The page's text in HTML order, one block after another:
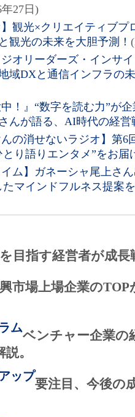
27日)
】観光×クリエイティブ
観光の未来を大胆予測！
ジオリーダーズ・インサ
域DXと通信インフラの
中！』“数字を読む力”
んが語る、AI時代の経営
んの消せないラジオ】第
り語りエンタメ”をお届
イム】ガネーシャ尾上さ
たマインドフルネス提案
目指す経営者が成
市場上場企業の
ム
ベンチャー企業の
。
ップ
要注目、今後の